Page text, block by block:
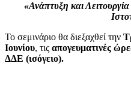
«Ανάπτυξη και
Το σεμινάριο θα διεξαχθεί την
Ιουνίου, τις απογευματινές
ΔΔΕ (ισόγειο).